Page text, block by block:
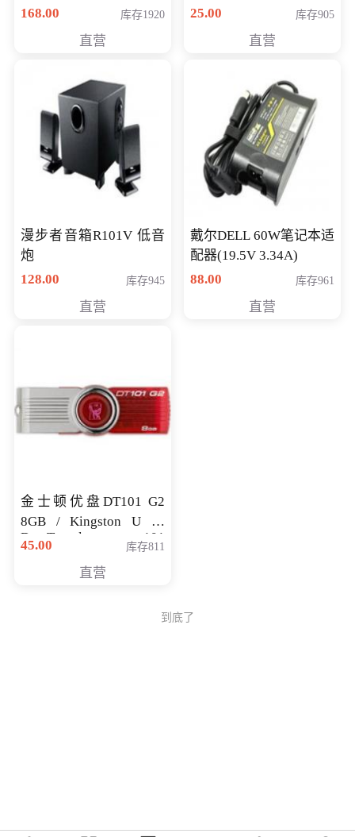
168.00
库存1920
直营
卡 CLASS 10
25.00 库存905
直营
漫步者音箱R101V 低音
炮
128.00
库存945
直营
戴尔DELL 60W笔记本适
配器(19.5V 3.34A)
88.00
库存961
直营
金士顿优盘DT101 G2
8GB / Kingston U 盘
DataTraveler 101
Generati
45.00 库存811
直营
到底了